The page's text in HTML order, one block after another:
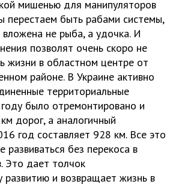
мишенью для манипуляторов
перестаем быть рабами системы,
вложена не рыба, а удочка. И
позволят очень скоро не
жизни в областном центре от
районе. В Украине активно
территориальные
было отремонтировано и
дорог, а аналогичный
год составляет 928 км. Все это
развиваться без перекоса в
Это дает толчок
развитию и возвращает жизнь в